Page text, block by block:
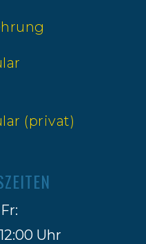
(privat)
Uhr